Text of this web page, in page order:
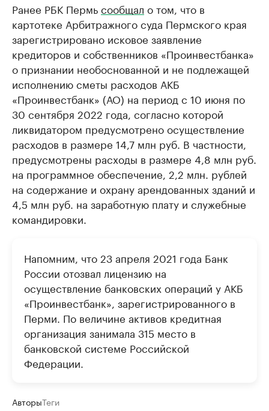
Ранее РБК Пермьсообщал о том, что в
картотеке Арбитражного суда Пермского края
зарегистрировано исковое заявление
кредиторов и собственников «Проинвестбанка»
о признании необоснованной и не подлежащей
исполнению сметы расходов АКБ
«Проинвестбанк» (АО) на период с 10 июня по
30 сентября 2022 года, согласно которой
ликвидатором предусмотрено осуществление
расходов в размере 14,7 млн руб. В частности,
предусмотрены расходы в размере 4,8 млн руб.
на программное обеспечение, 2,2 млн. рублей
на содержание и охрану арендованных зданий и
4,5 млн руб. на заработную плату и служебные
командировки.
Напомним, что 23 апреля 2021 года Банк
России отозвал лицензию на
осуществление банковских операций у АКБ
«Проинвестбанк», зарегистрированного в
Перми. По величине активов кредитная
организация занимала 315 место в
банковской системе Российской
Федерации.
АвторыТеги